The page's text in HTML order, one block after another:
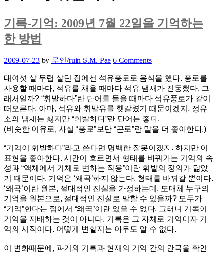
기록-기억: 2009년 7월 22일을 기억하는
한 방법
Posted
2009-07-23 by 루인/ruin S.M. Pae 6 Comments
대여섯 살 무렵 살던 집에선 석유풍로로 음식을 했다. 풍로를
사용할 때마다, 석유를 채울 때마다 석유 냄새가 진동했다. 그
래서일까? “휘발하다”란 단어를 들을 때마다 석유풍로가 같이
떠오른다. 아마, 석유와 휘발유를 헷갈렸기 때문이겠지. 정유
소의 냄새는 싫지만 “휘발하다”란 단어는 좋다.
(비슷한 이유로, 사실 “풍로”보단 “곤로”란 말을 더 좋아한다.)
“기억이 휘발하다”라고 쓴다면 명백한 잘못이겠지. 하지만 이
표현을 좋아한다. 시간이 흐르면서 형태를 바꿔가는 기억의 속
성과 “액체에서 기체로 변하는 작용”이란 휘발의 정의가 닮았
기 때문이다. 기억은 ‘왜곡’하지 않는다. 형태를 바꿔갈 뿐이다.
‘왜곡’이란 원본, 절대적인 진실을 가정하는데, 도대체 누구의
기억을 원본으로, 절대적인 진실로 말할 수 있을까? 모두가
“기억”한다는 점에서 “왜곡”이란 있을 수 없다. 그러니 기록이
기억을 지배하는 것이 아니다. 기록은 그 자체로 기억이자 기
억의 시작이다. 어떻게 변할지는 아무도 알 수 없다.
이 변화때문에, 과거의 기록과 현재의 기억 간의 간극을 확인